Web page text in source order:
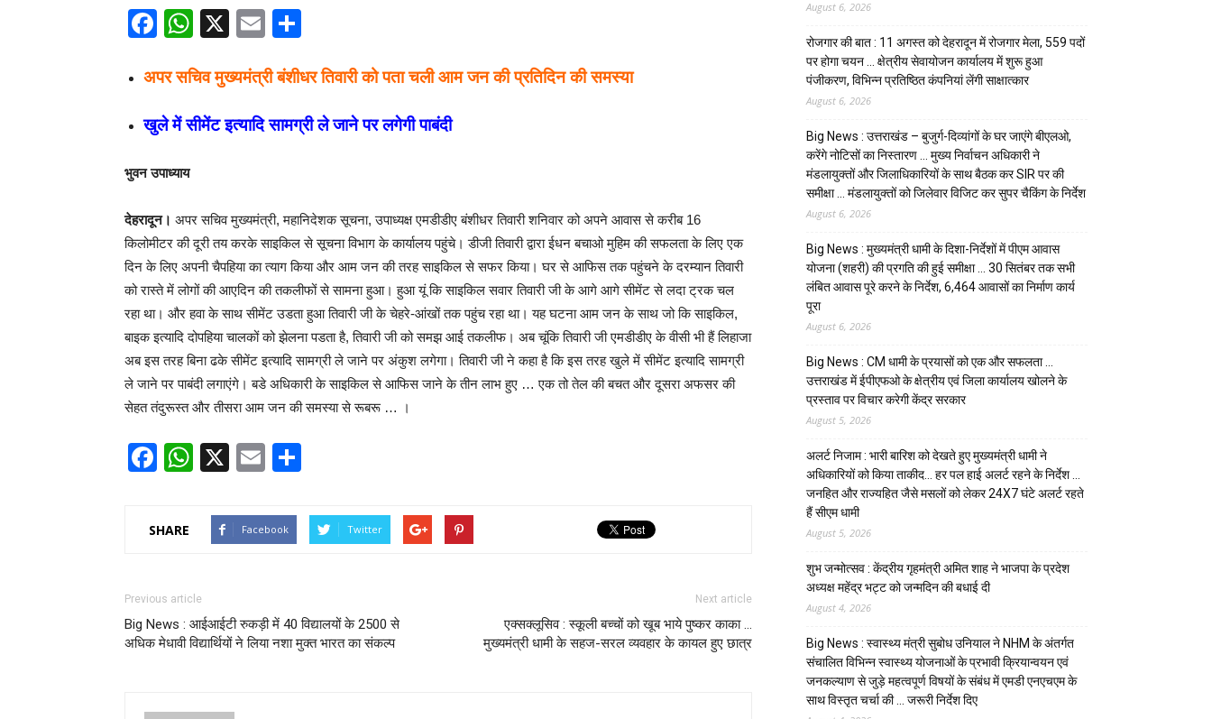
Facebook
WhatsApp
X Email
अपर सचिव मुख्यमंत्री बंशीधर तिवारी को पता चली आम जन की प्रतिदिन की समस्या
खुले में सीमेंट इत्यादि सामग्री ले जाने पर लगेगी पाबंदी
भुवन उपाध्याय
देहरादून। अपर सचिव मुख्यमंत्री, महानिदेशक सूचना, उपाध्यक्ष एमडीडीए बंशीधर तिवारी शनिवार को अपने आवास से करीब 16
किलोमीटर की दूरी तय करके साइकिल से सूचना विभाग के कार्यालय पहुंचे। डीजी तिवारी द्वारा ईधन बचाओ मुहिम की सफलता के लिए एक
दिन के लिए अपनी चैपहिया का त्याग किया और आम जन की तरह साइकिल से सफर किया। घर से आफिस तक पहुंचने के दरम्यान तिवारी
को रास्ते में लोगों की आएदिन की तकलीफों से सामना हुआ। हुआ यूं कि साइकिल सवार तिवारी जी के आगे आगे सीमेंट से लदा ट्रक चल
रहा था। और हवा के साथ सीमेंट उडता हुआ तिवारी जी के चेहरे-आंखों तक पहुंच रहा था। यह घटना आम जन के साथ जो कि साइकिल,
बाइक इत्यादि दोपहिया चालकों को झेलना पडता है, तिवारी जी को समझ आई तकलीफ। अब चूंकि तिवारी जी एमडीडीए के वीसी भी हैं लिहाजा
अब इस तरह बिना ढके सीमेंट इत्यादि सामग्री ले जाने पर अंकुश लगेगा। तिवारी जी ने कहा है कि इस तरह खुले में सीमेंट इत्यादि सामग्री
ले जाने पर पाबंदी लगाएंगे। बडे अधिकारी के साइकिल से आफिस जाने के तीन लाभ हुए … एक तो तेल की बचत और दूसरा अफसर की
सेहत तंदुरूस्त और तीसरा आम जन की समस्या से रूबरू … ।
Facebook
WhatsApp
X Email
SHARE Facebook Twitter
Previous article
Big News : आईआईटी रुकड़ी में 40 विद्यालयों के 2500 से
अधिक मेधावी विद्यार्थियों ने लिया नशा मुक्त भारत का संकल्प
Next article
एक्सक्लूसिव : स्कूली बच्चों को खूब भाये पुष्कर काका …
मुख्यमंत्री धामी के सहज-सरल व्यवहार के कायल हुए छात्र
August 6, 2026
रोजगार की बात : 11 अगस्त को देहरादून में रोजगार मेला, 559 पदों
पर होगा चयन … क्षेत्रीय सेवायोजन कार्यालय में शुरू हुआ
पंजीकरण, विभिन्न प्रतिष्ठित कंपनियां लेंगी साक्षात्कार
August 6, 2026
Big News : उत्तराखंड – बुजुर्ग-दिव्यांगों के घर जाएंगे बीएलओ,
करेंगे नोटिसों का निस्तारण … मुख्य निर्वाचन अधिकारी ने
मंडलायुक्तों और जिलाधिकारियों के साथ बैठक कर SIR पर की
समीक्षा … मंडलायुक्तों को जिलेवार विजिट कर सुपर चैकिंग के निर्देश
August 6, 2026
Big News : मुख्यमंत्री धामी के दिशा-निर्देशों में पीएम आवास
योजना (शहरी) की प्रगति की हुई समीक्षा … 30 सितंबर तक सभी
लंबित आवास पूरे करने के निर्देश, 6,464 आवासों का निर्माण कार्य
पूरा
August 6, 2026
Big News : CM धामी के प्रयासों को एक और सफलता …
उत्तराखंड में ईपीएफओ के क्षेत्रीय एवं जिला कार्यालय खोलने के
प्रस्ताव पर विचार करेगी केंद्र सरकार
August 5, 2026
अलर्ट निजाम : भारी बारिश को देखते हुए मुख्यमंत्री धामी ने
अधिकारियों को किया ताकीद… हर पल हाई अलर्ट रहने के निर्देश …
जनहित और राज्यहित जैसे मसलों को लेकर 24X7 घंटे अलर्ट रहते
हैं सीएम धामी
August 5, 2026
शुभ जन्मोत्सव : केंद्रीय गृहमंत्री अमित शाह ने भाजपा के प्रदेश
अध्यक्ष महेंद्र भट्ट को जन्मदिन की बधाई दी
August 4, 2026
Big News : स्वास्थ्य मंत्री सुबोध उनियाल ने NHM के अंतर्गत
संचालित विभिन्न स्वास्थ्य योजनाओं के प्रभावी क्रियान्वयन एवं
जनकल्याण से जुड़े महत्वपूर्ण विषयों के संबंध में एमडी एनएचएम के
साथ विस्तृत चर्चा की … जरूरी निर्देश दिए